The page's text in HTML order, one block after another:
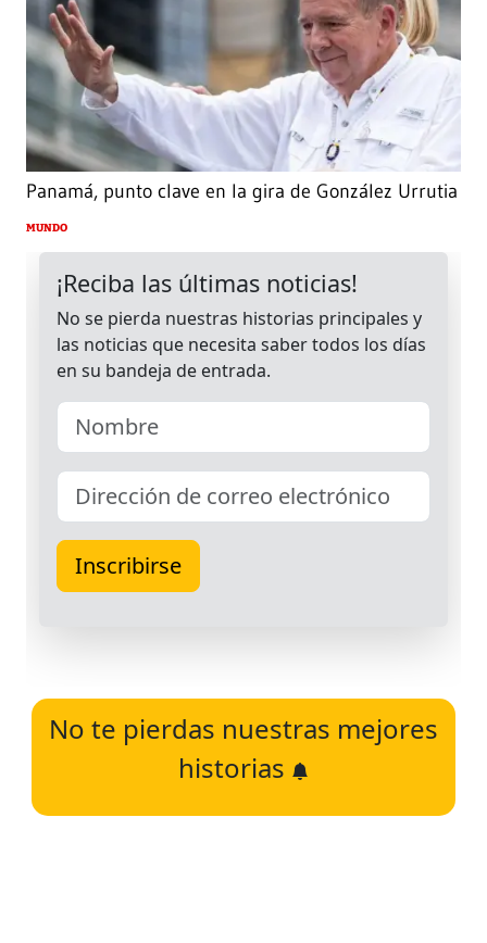
Panamá, punto clave en la gira de González Urrutia
MUNDO
No te pierdas nuestras mejores
historias